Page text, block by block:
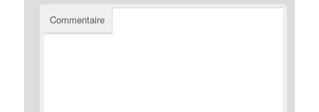
Commentaire